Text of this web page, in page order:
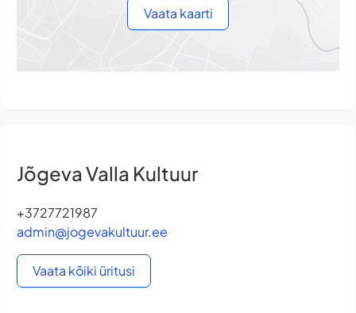
Vaata kaarti
Jõgeva Valla Kultuur
+3727721987
admin@jogevakultuur.ee
Vaata kõiki üritusi